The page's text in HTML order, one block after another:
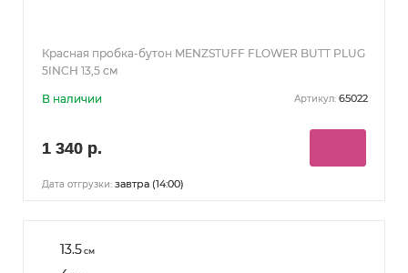
Красная пробка-бутон MENZSTUFF FLOWER BUTT PLUG
5INCH 13,5 см
В наличии Артикул: 65022
1 340 р.
Дата отгрузки: завтра (14:00)
13.5см